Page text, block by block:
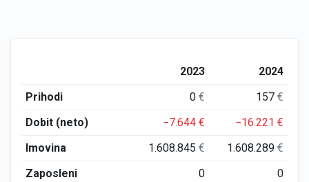
2023
2024
Prihodi
0€ 157€
Dobit (neto)
−7.644€ −16.221€
Imovina
1.608.845€ 1.608.289€
Zaposleni
0
0